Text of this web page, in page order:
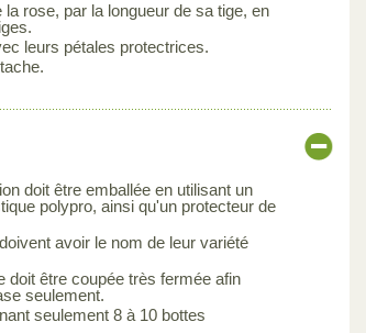
rose, par la longueur de sa tige, en
leurs pétales protectrices.
doit être emballée en utilisant un
polypro, ainsi qu'un protecteur de
avoir le nom de leur variété
doit être coupée très fermée afin
seulement.
seulement 8 à 10 bottes